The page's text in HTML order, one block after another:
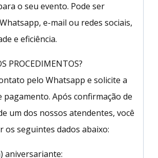
o seu evento. Pode ser
e-mail ou redes sociais,
e eficiência.
PROCEDIMENTOS?
pelo Whatsapp e solicite a
pagamento. Após confirmação de
um dos nossos atendentes, você
os seguintes dados abaixo:
aniversariante: